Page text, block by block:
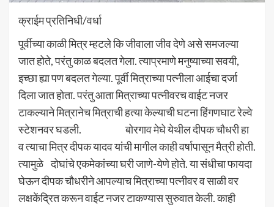
क्राईम प्रतिनिधी/वर्धा
पूर्वीच्या काळी मित्र म्हटले कि जीवाला जीव देणे असे समजल्या
जात होते, परंतु काळ बदलत गेला. त्याप्रमाणे मनुष्याच्या सवयी,
इच्छा ह्या पण बदलत गेल्या. पूर्वी मित्राच्या पत्नीला आईचा दर्जा
दिला जात होता. परंतु आता मित्राच्या पत्नीवरच वाईट नजर
टाकल्याने मित्रानेच मित्राची हत्या केल्याची घटना हिंगणघाट रेल्वे
स्टेशनवर घडली. बोरगाव मेघे येथील दीपक चौधरी हा
व त्याचा मित्र दीपक यादव यांची मागील काही वर्षापासून मैत्री होती.
त्यामुळे दोघांचे एकमेकांच्या घरी जाणे-येणे होते. या संधीचा फायदा
घेऊन दीपक चौधरीने आपल्याच मित्राच्या पत्नीवर व साळी वर
लक्षकेंद्रित करून वाईट नजर टाकण्यास सुरुवात केली. काही